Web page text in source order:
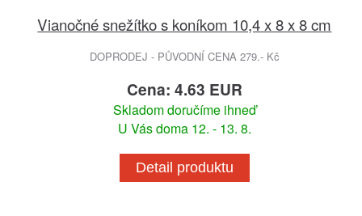
Vianočné snežítko s koníkom 10,4 x 8 x 8 cm
DOPRODEJ - PŮVODNÍ CENA 279.- Kč
Cena: 4.63 EUR
Skladom doručíme ihneď
U Vás doma 12. - 13. 8.
Detail produktu